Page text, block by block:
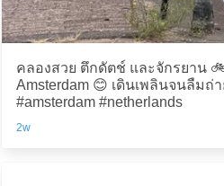
คลองสวย ตึกดัตช์ และจักรยาน
Amsterdam 😊 เดินเพลินจนลืมถ่
#amsterdam #netherlands
2w